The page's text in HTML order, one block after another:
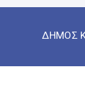
ΔΗΜΟΣ